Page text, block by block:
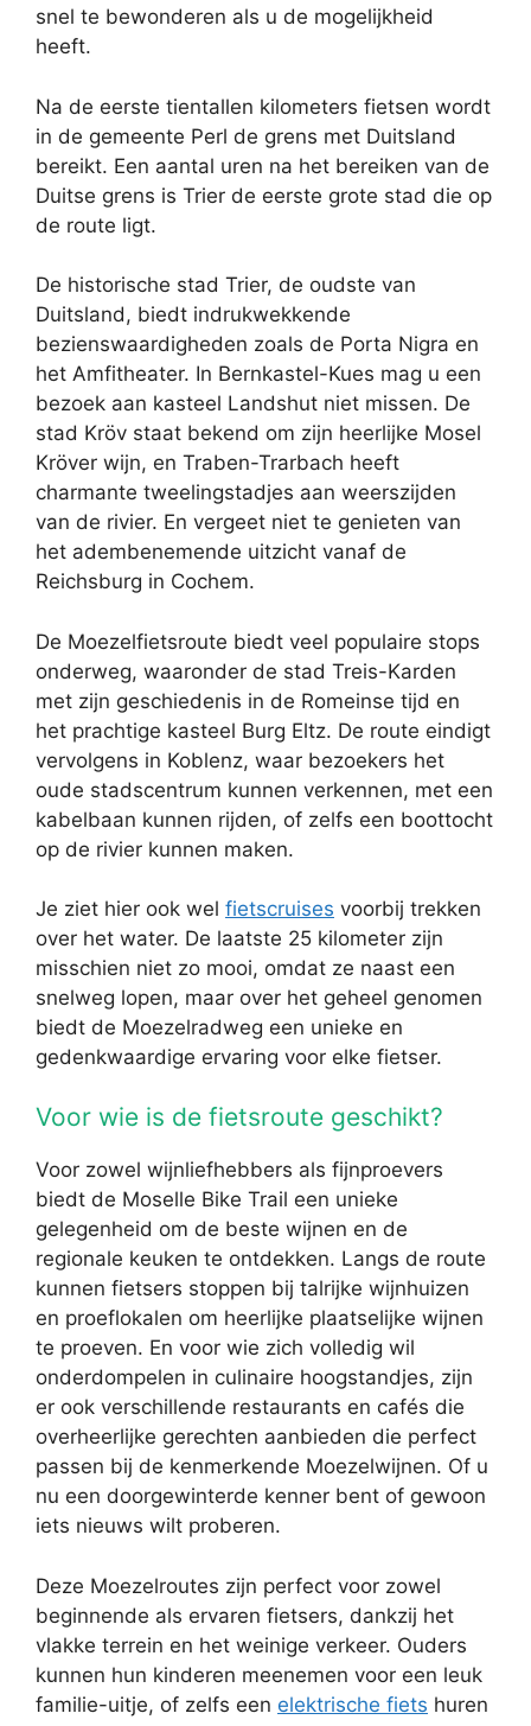
snel te bewonderen als u de mogelijkheid
heeft.
Na de eerste tientallen kilometers fietsen wordt
in de gemeente Perl de grens met Duitsland
bereikt. Een aantal uren na het bereiken van de
Duitse grens is Trier de eerste grote stad die op
de route ligt.
De historische stad Trier, de oudste van
Duitsland, biedt indrukwekkende
bezienswaardigheden zoals de Porta Nigra en
het Amfitheater. In Bernkastel-Kues mag u een
bezoek aan kasteel Landshut niet missen. De
stad Kröv staat bekend om zijn heerlijke Mosel
Kröver wijn, en Traben-Trarbach heeft
charmante tweelingstadjes aan weerszijden
van de rivier. En vergeet niet te genieten van
het adembenemende uitzicht vanaf de
Reichsburg in Cochem.
De Moezelfietsroute biedt veel populaire stops
onderweg, waaronder de stad Treis-Karden
met zijn geschiedenis in de Romeinse tijd en
het prachtige kasteel Burg Eltz. De route eindigt
vervolgens in Koblenz, waar bezoekers het
oude stadscentrum kunnen verkennen, met een
kabelbaan kunnen rijden, of zelfs een boottocht
op de rivier kunnen maken.
Je ziet hier ook wel fietscruises voorbij trekken
over het water. De laatste 25 kilometer zijn
misschien niet zo mooi, omdat ze naast een
snelweg lopen, maar over het geheel genomen
biedt de Moezelradweg een unieke en
gedenkwaardige ervaring voor elke fietser.
Voor wie is de fietsroute geschikt?
Voor zowel wijnliefhebbers als fijnproevers
biedt de Moselle Bike Trail een unieke
gelegenheid om de beste wijnen en de
regionale keuken te ontdekken. Langs de route
kunnen fietsers stoppen bij talrijke wijnhuizen
en proeflokalen om heerlijke plaatselijke wijnen
te proeven. En voor wie zich volledig wil
onderdompelen in culinaire hoogstandjes, zijn
er ook verschillende restaurants en cafés die
overheerlijke gerechten aanbieden die perfect
passen bij de kenmerkende Moezelwijnen. Of u
nu een doorgewinterde kenner bent of gewoon
iets nieuws wilt proberen.
Deze Moezelroutes zijn perfect voor zowel
beginnende als ervaren fietsers, dankzij het
vlakke terrein en het weinige verkeer. Ouders
kunnen hun kinderen meenemen voor een leuk
familie-uitje, of zelfs een elektrische fiets huren